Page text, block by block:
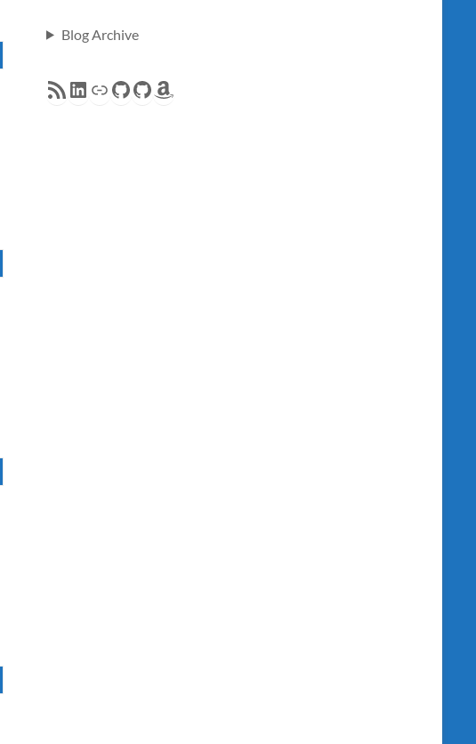
Blog Archive
RSS FeedLinkedIn
LinkGitHub
GitHub
Amazon